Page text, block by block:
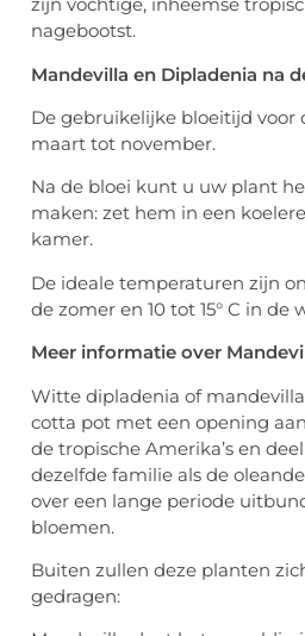
nagebootst.
Mandevilla en Dipladenia na
De gebruikelijke bloeitijd voor
maart tot november.
Na de bloei kunt u uw plant
maken: zet hem in een
kamer.
De ideale temperaturen zijn
de zomer en 10 tot 15° C in de
Meer informatie over
Witte dipladenia of
cotta pot met een opening
de tropische Amerika’s en
dezelfde familie als de
over een lange periode
bloemen.
Buiten zullen deze planten
gedragen: